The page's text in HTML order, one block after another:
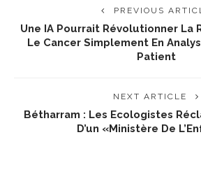
PREVIOUS
Une IA Pourrait Révolutionner La
Le Cancer Simplement En
Patient
NEXT ARTICLE
Bétharram : Les Ecologistes
D’un «ministère De